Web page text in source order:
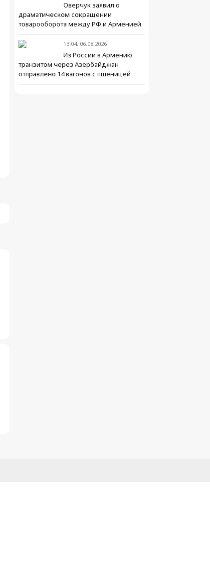
Оверчук заявил о
драматическом сокращении
товарооборота между РФ и Арменией
13:04, 06.08.2026
Из России в Армению
транзитом через Азербайджан
отправлено 14 вагонов с пшеницей